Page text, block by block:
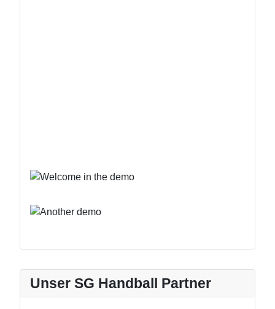
Unser SG Handball Partner